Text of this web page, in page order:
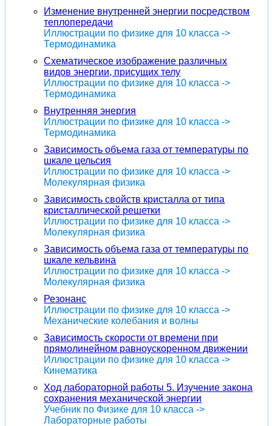
Изменение внутренней энергии посредством
теплопередачи
Иллюстрации по физике для 10 класса ->
Термодинамика
Схематическое изображение различных
видов энергии, присущих телу
Иллюстрации по физике для 10 класса ->
Термодинамика
Внутренняя энергия
Иллюстрации по физике для 10 класса ->
Термодинамика
Зависимость объема газа от температуры по
шкале цельсия
Иллюстрации по физике для 10 класса ->
Молекулярная физика
Зависимость свойств кристалла от типа
кристаллической решетки
Иллюстрации по физике для 10 класса ->
Молекулярная физика
Зависимость объема газа от температуры по
шкале кельвина
Иллюстрации по физике для 10 класса ->
Молекулярная физика
Резонанс
Иллюстрации по физике для 10 класса ->
Механические колебания и волны
Зависимость скорости от времени при
прямолинейном равноускоренном движении
Иллюстрации по физике для 10 класса ->
Кинематика
Ход лабораторной работы 5. Изучение закона
сохранения механической энергии
Учебник по Физике для 10 класса ->
Лабораторные работы